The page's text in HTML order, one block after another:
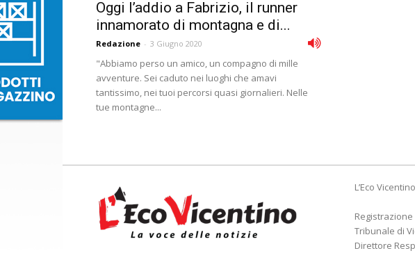
Oggi l’addio a Fabrizio, il runner
innamorato di montagna e di...
Redazione - 3 Giugno 2020
"Abbiamo perso un amico, un compagno di mille
avventure. Sei caduto nei luoghi che amavi
tantissimo, nei tuoi percorsi quasi giornalieri. Nelle
tue montagne...
L’Eco
Registrazione
Tribunale di
Direttore